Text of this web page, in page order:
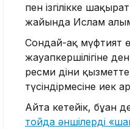
пен ізгілікке
жайында Ислам
Сондай-ақ мүфтият
жауапкершілігіне
ресми діни
түсіндірмесіне иек
Айта кетейік, бұған
тойда әншілерді